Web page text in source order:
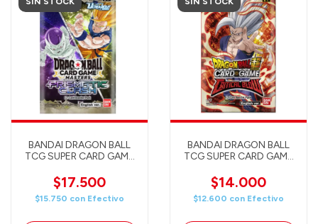
BANDAI DRAGON BALL
TCG SUPER CARD GAME
CLASH (B28) ENGLISH
$17.500
$15.750 con Efectivo
BANDAI DRAGON BALL
TCG SUPER CARD GAME
ENGLISH
$14.000
$12.600 con Efectivo